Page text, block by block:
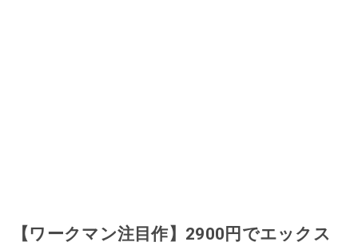
【ワークマン注目作】2900円でエックス